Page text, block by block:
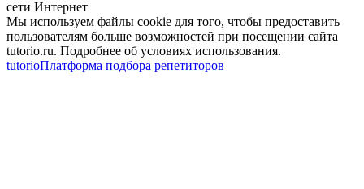
сети Интернет
Мы используем файлы cookie для того, чтобы предоставить
пользователям больше возможностей при посещении сайта
tutorio.ru. Подробнее об условиях использования.
tutorioПлатформа подбора репетиторов